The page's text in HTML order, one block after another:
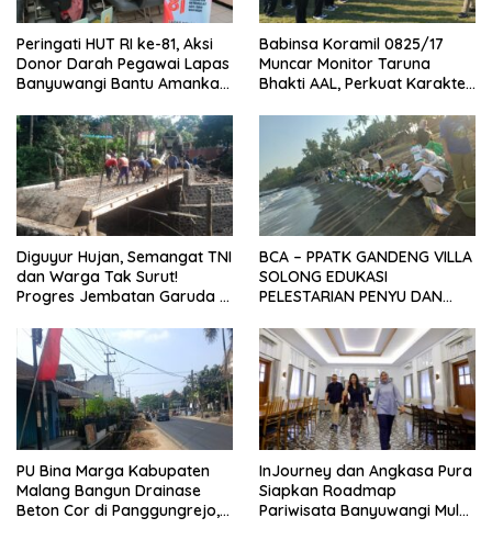
Peringati HUT RI ke-81, Aksi
Donor Darah Pegawai Lapas
Banyuwangi Bantu Amankan
Babinsa Koramil 0825/17
Muncar Monitor Taruna
Bhakti AAL, Perkuat Karakter
Sekolah Rakyat
Diguyur Hujan, Semangat TNI
dan Warga Tak Surut!
Progres Jembatan Garuda di
BCA – PPATK GANDENG VILLA
SOLONG EDUKASI
PELESTARIAN PENYU DAN
PANTAI SELAT BALI
PU Bina Marga Kabupaten
Malang Bangun Drainase
Beton Cor di Panggungrejo,
InJourney dan Angkasa Pura
Siapkan Roadmap
Pariwisata Banyuwangi Mulai